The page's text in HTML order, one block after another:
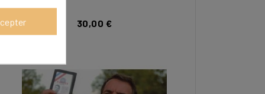
30,00 €